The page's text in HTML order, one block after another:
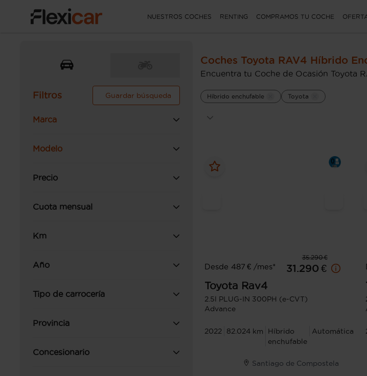
NUESTROS COCHES RENTING COMPRAMOS TU COCHE
Filtros Guardar búsqueda
Marca
Modelo
Precio
Cuota mensual
Km
Año
Tipo de carrocería
Provincia
Concesionario
Coches Toyota RAV4 Híbrido
Encuentra tu Coche de Ocasión Toyota
Híbrido enchufable Toyota
35.290 €
Desde 487 € /mes*
31.290 €
Toyota Rav4
2.5l PLUG-IN 300PH (e-CVT)
Advance
2022 82.024 km
Híbrido
enchufable
Automática
Santiago de Compostela